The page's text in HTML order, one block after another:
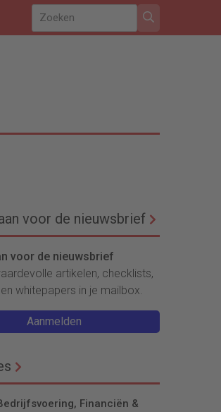
voor de nieuwsbrief
voor de nieuwsbrief
artikelen, checklists,
whitepapers in je mailbox.
Aanmelden
Financiën &